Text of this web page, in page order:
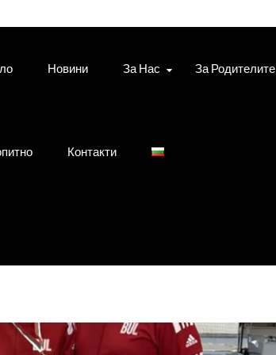
Новини За Нас За Родителите
Контакти